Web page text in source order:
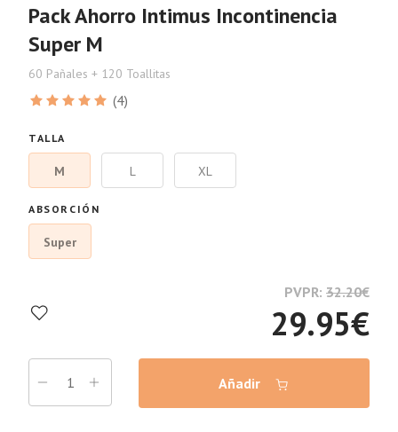
Pack Ahorro Intimus Incontinencia
Super M
60 Pañales + 120 Toallitas
(4)
TALLA
M L XL
ABSORCIÓN
Super
PVPR: 32.20€
29.95€
Añadir